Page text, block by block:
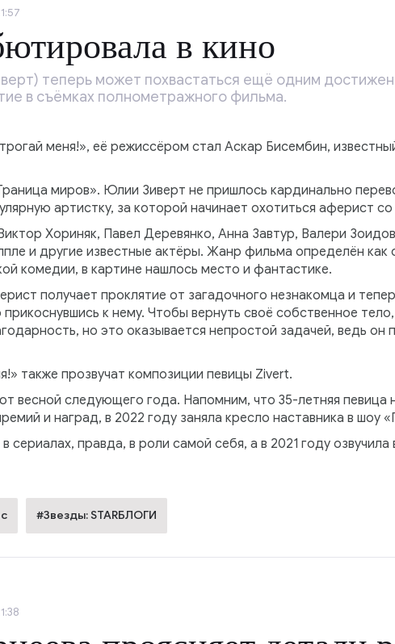
в кино
теперь может похвастаться ещё одним
в съёмках полнометражного фильма.
меня!», её режиссёром стал Аскар Бисембин,
миров». Юлии Зиверт не пришлось кардинально
артистку, за которой начинает охотиться аферист
Хориняк, Павел Деревянко, Анна Завтур, Валери
и другие известные актёры. Жанр фильма определён как
комедии, в картине нашлось место и фантастике.
получает проклятие от загадочного незнакомца и
к нему. Чтобы вернуть своё собственное
но это оказывается непростой задачей, ведь он
также прозвучат композиции певицы Zivert.
весной следующего года. Напомним, что 35-летняя певица
и наград, в 2022 году заняла кресло наставника в шоу
сериалах, правда, в роли самой себя, а в 2021 году
#Звезды: STARБЛОГИ